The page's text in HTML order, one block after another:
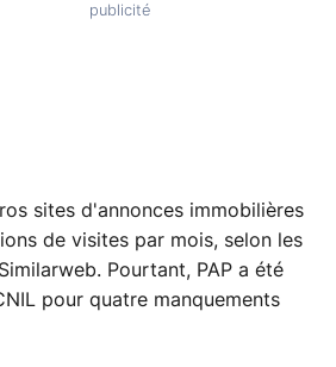
sites d'annonces immobilières
de visites par mois, selon les
Pourtant, PAP a été
pour quatre manquements